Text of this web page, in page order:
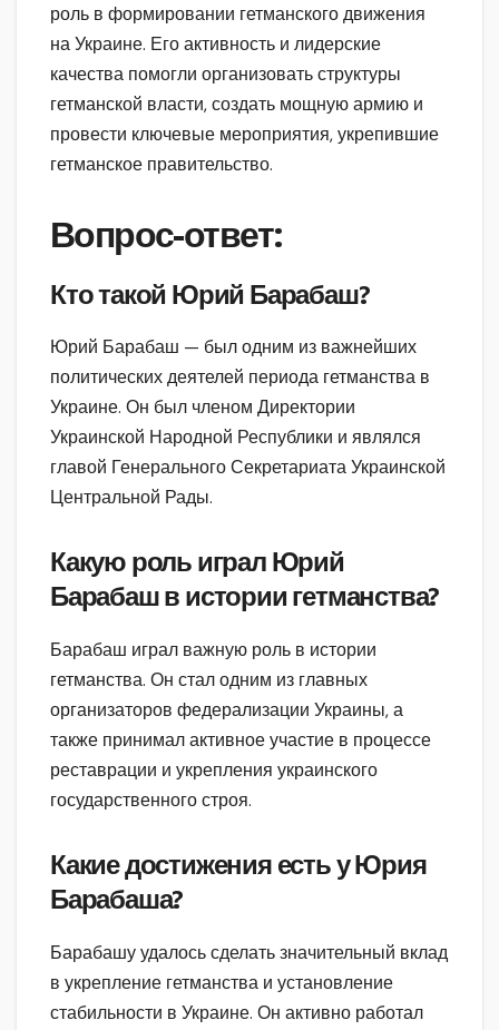
роль в формировании гетманского движения
на Украине. Его активность и лидерские
качества помогли организовать структуры
гетманской власти, создать мощную армию и
провести ключевые мероприятия, укрепившие
гетманское правительство.
Вопрос-ответ:
Кто такой Юрий Барабаш?
Юрий Барабаш — был одним из важнейших
политических деятелей периода гетманства в
Украине. Он был членом Директории
Украинской Народной Республики и являлся
главой Генерального Секретариата Украинской
Центральной Рады.
Какую роль играл Юрий
Барабаш в истории гетманства?
Барабаш играл важную роль в истории
гетманства. Он стал одним из главных
организаторов федерализации Украины, а
также принимал активное участие в процессе
реставрации и укрепления украинского
государственного строя.
Какие достижения есть у Юрия
Барабаша?
Барабашу удалось сделать значительный вклад
в укрепление гетманства и установление
стабильности в Украине. Он активно работал